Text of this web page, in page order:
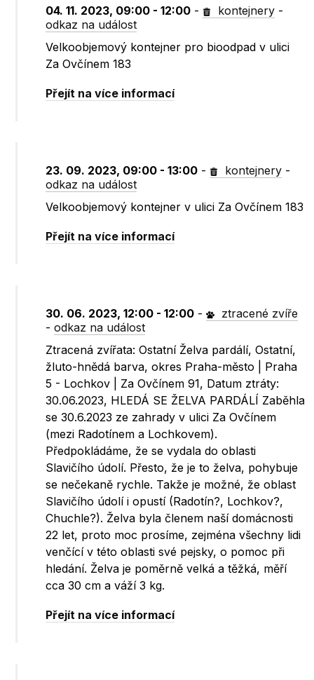
04. 11. 2023, 09:00 - 12:00 - kontejnery -
odkaz na událost
Velkoobjemový kontejner pro bioodpad v ulici
Za Ovčínem 183
Přejít na více informací
23. 09. 2023, 09:00 - 13:00 - kontejnery -
odkaz na událost
Velkoobjemový kontejner v ulici Za Ovčínem 183
Přejít na více informací
30. 06. 2023, 12:00 - 12:00 -
ztracené zvíře
-odkaz na událost
Ztracená zvířata: Ostatní Želva pardálí, Ostatní,
žluto-hnědá barva, okres Praha-město | Praha
5 - Lochkov | Za Ovčínem 91, Datum ztráty:
30.06.2023, HLEDÁ SE ŽELVA PARDÁLÍ Zaběhla
se 30.6.2023 ze zahrady v ulici Za Ovčínem
(mezi Radotínem a Lochkovem).
Předpokládáme, že se vydala do oblasti
Slavičího údolí. Přesto, že je to želva, pohybuje
se nečekaně rychle. Takže je možné, že oblast
Slavičího údolí i opustí (Radotín?, Lochkov?,
Chuchle?). Želva byla členem naší domácnosti
22 let, proto moc prosíme, zejména všechny lidi
venčící v této oblasti své pejsky, o pomoc při
hledání. Želva je poměrně velká a těžká, měří
cca 30 cm a váží 3 kg.
Přejít na více informací